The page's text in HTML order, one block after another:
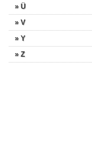
» Ü
» V
» Y
» Z